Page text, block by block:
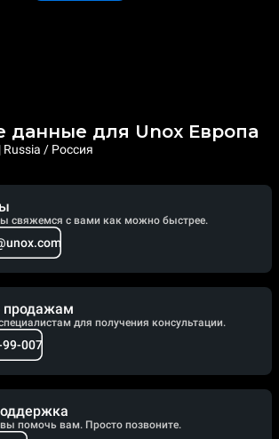
данные для Unox Европа
Russia / Россия
свяжемся с вами как можно быстрее.
продажам
для получения консультации.
007
помочь вам. Просто позвоните.